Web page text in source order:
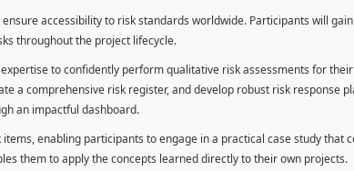
accessibility to risk standards worldwide. Participants will
throughout the project lifecycle.
to confidently perform qualitative risk assessments for
a comprehensive risk register, and develop robust risk response
an impactful dashboard.
enabling participants to engage in a practical case study that
them to apply the concepts learned directly to their own projects.